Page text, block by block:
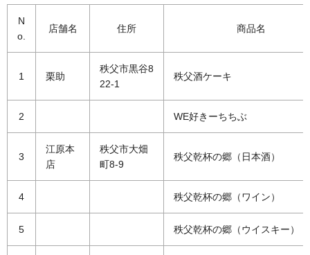
N
o.
店舗名 住所 商品名
1 栗助
秩父市黒谷8
22-1
秩父酒ケーキ
2 WE好きーちちぶ
3
江原本
店
秩父市大畑
町8-9
秩父乾杯の郷（日本酒）
4 秩父乾杯の郷（ワイン）
5 秩父乾杯の郷（ウイスキー）